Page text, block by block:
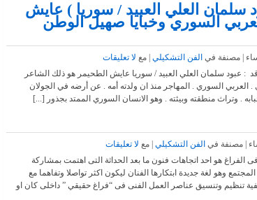
سلمان العلي العبيد / سوريا ) عايش
السوري وخبايا صهيل الوطن
الفن التشكيلي | مع لا تعليقات
: عبود سلمان العلي العبيد / سوريا عايش الطحيمر هو ذلك الشاعر
. العربي السوري . المهاجر منذ ان ولدته أمه . عن أرضه في الجولان
. وتراث منطقته وبيئته . وهو الانسان السوري الممتد بجذور [...]
الفن التشكيلي | مع لا تعليقات
هو احد اتجاهات فنون ما بعد الحداثة التى اهتمت بمشاركة
وهو لغة جديدة ابتكارها الفنان ليكون اكثر تواصلا وتفاهما مع
تنظيم وتنسيق عناصر العمل الفنى فى “فراغ حقيقي ” داخلى كان او